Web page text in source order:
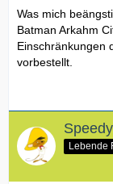
Was mich
Batman Arkahm
Einschränkungen
vorbestellt.
Lebende